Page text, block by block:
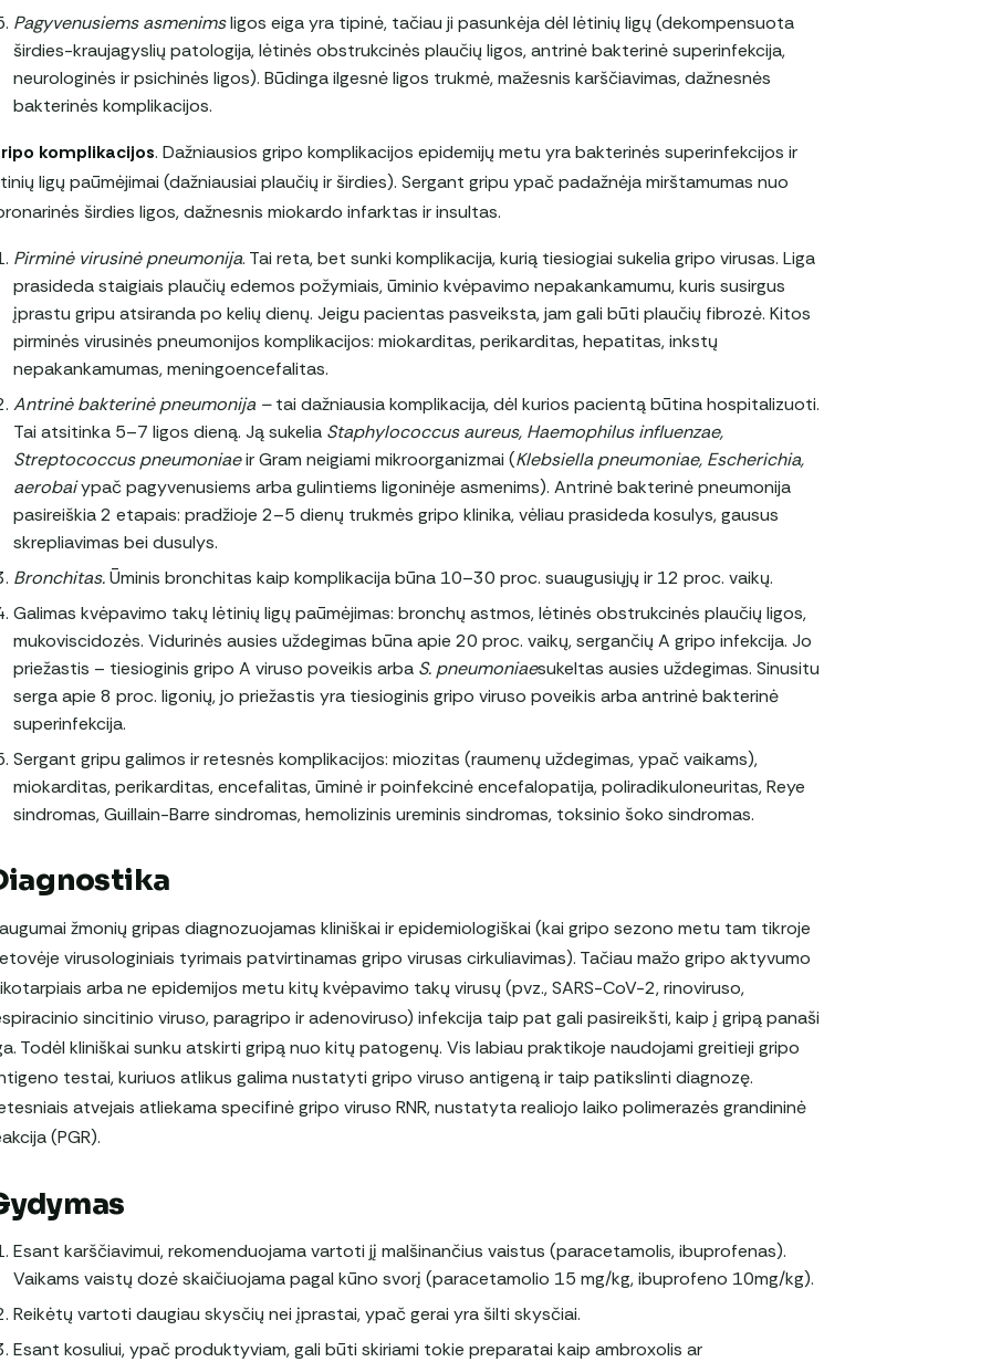
Pagyvenusiems asmenimsligos eiga yra tipinė, tačiau ji pasunkėja dėl lėtinių ligų (dekompensuota
širdies-kraujagyslių patologija, lėtinės obstrukcinės plaučių ligos, antrinė bakterinė superinfekcija,
neurologinės ir psichinės ligos). Būdinga ilgesnė ligos trukmė, mažesnis karščiavimas, dažnesnės
bakterinės komplikacijos.
komplikacijos. Dažniausios gripo komplikacijos epidemijų metu yra bakterinės superinfekcijos ir
ligų paūmėjimai (dažniausiai plaučių ir širdies). Sergant gripu ypač padažnėja mirštamumas nuo
širdies ligos, dažnesnis miokardo infarktas ir insultas.
Pirminė virusinė pneumonija. Tai reta, bet sunki komplikacija, kurią tiesiogiai sukelia gripo virusas. Liga
prasideda staigiais plaučių edemos požymiais, ūminio kvėpavimo nepakankamumu, kuris susirgus
įprastu gripu atsiranda po kelių dienų. Jeigu pacientas pasveiksta, jam gali būti plaučių fibrozė. Kitos
pirminės virusinės pneumonijos komplikacijos: miokarditas, perikarditas, hepatitas, inkstų
nepakankamumas, meningoencefalitas.
Antrinė bakterinė pneumonija –tai dažniausia komplikacija, dėl kurios pacientą būtina hospitalizuoti.
Tai atsitinka 5–7 ligos dieną. Ją sukelia Staphylococcus aureus, Haemophilus influenzae,
Streptococcus pneumoniaeir Gram neigiami mikroorganizmai (Klebsiella pneumoniae, Escherichia,
aerobaiypač pagyvenusiems arba gulintiems ligoninėje asmenims). Antrinė bakterinė pneumonija
pasireiškia 2 etapais: pradžioje 2–5 dienų trukmės gripo klinika, vėliau prasideda kosulys, gausus
skrepliavimas bei dusulys.
Bronchitas.Ūminis bronchitas kaip komplikacija būna 10–30 proc. suaugusiųjų ir 12 proc. vaikų.
Galimas kvėpavimo takų lėtinių ligų paūmėjimas: bronchų astmos, lėtinės obstrukcinės plaučių ligos,
mukoviscidozės. Vidurinės ausies uždegimas būna apie 20 proc. vaikų, sergančių A gripo infekcija. Jo
priežastis – tiesioginis gripo A viruso poveikis arba S. pneumoniaesukeltas ausies uždegimas. Sinusitu
serga apie 8 proc. ligonių, jo priežastis yra tiesioginis gripo viruso poveikis arba antrinė bakterinė
superinfekcija.
Sergant gripu galimos ir retesnės komplikacijos: miozitas (raumenų uždegimas, ypač vaikams),
miokarditas, perikarditas, encefalitas, ūminė ir poinfekcinė encefalopatija, poliradikuloneuritas, Reye
sindromas, Guillain-Barre sindromas, hemolizinis ureminis sindromas, toksinio šoko sindromas.
žmonių gripas diagnozuojamas kliniškai ir epidemiologiškai (kai gripo sezono metu tam tikroje
virusologiniais tyrimais patvirtinamas gripo virusas cirkuliavimas). Tačiau mažo gripo aktyvumo
arba ne epidemijos metu kitų kvėpavimo takų virusų (pvz., SARS-CoV-2, rinoviruso,
sincitinio viruso, paragripo ir adenoviruso) infekcija taip pat gali pasireikšti, kaip į gripą panaši
Todėl kliniškai sunku atskirti gripą nuo kitų patogenų. Vis labiau praktikoje naudojami greitieji gripo
testai, kuriuos atlikus galima nustatyti gripo viruso antigeną ir taip patikslinti diagnozę.
atvejais atliekama specifinė gripo viruso RNR, nustatyta realiojo laiko polimerazės grandininė
(PGR).
Esant karščiavimui, rekomenduojama vartoti jį malšinančius vaistus (paracetamolis, ibuprofenas).
Vaikams vaistų dozė skaičiuojama pagal kūno svorį (paracetamolio 15 mg/kg, ibuprofeno 10mg/kg).
Reikėtų vartoti daugiau skysčių nei įprastai, ypač gerai yra šilti skysčiai.
Esant kosuliui, ypač produktyviam, gali būti skiriami tokie preparatai kaip ambroxolis ar